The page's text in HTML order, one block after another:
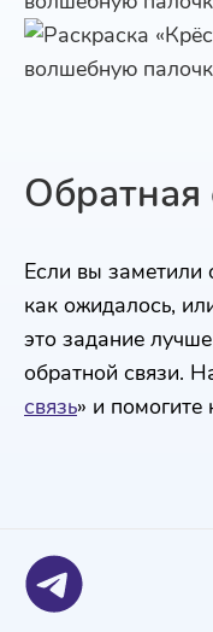
Обратная
Если вы заметили
как ожидалось,
это задание
обратной связи.
связь» и помогите